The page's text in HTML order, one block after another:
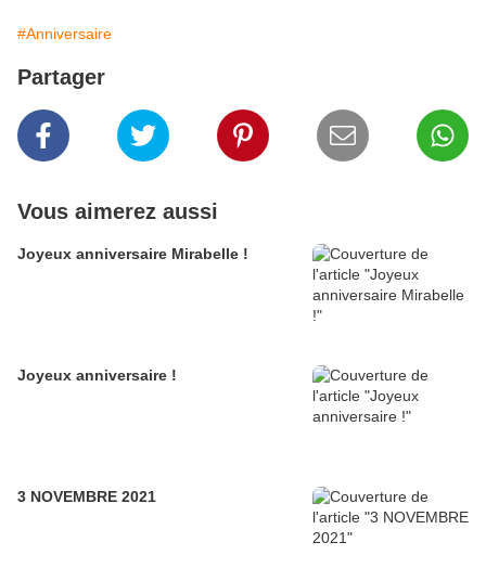
#Anniversaire
Partager
Vous aimerez aussi
Joyeux anniversaire Mirabelle !
Joyeux anniversaire !
3 NOVEMBRE 2021